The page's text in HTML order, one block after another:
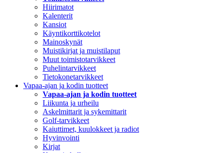
Hiirimatot
Kalenterit
Kansiot
Käyntikorttikotelot
Mainoskynät
Muistikirjat ja muistilaput
Muut toimistotarvikkeet
Puhelintarvikkeet
Tietokonetarvikkeet
Vapaa-ajan ja kodin tuotteet
Vapaa-ajan ja kodin tuotteet
Liikunta ja urheilu
Askelmittarit ja sykemittarit
Golf-tarvikkeet
Kaiuttimet, kuulokkeet ja radiot
Hyvinvointi
Kirjat